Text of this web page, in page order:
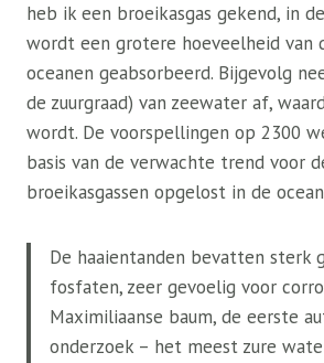
heb ik een broeikasgas gekend, in
wordt een grotere hoeveelheid van
oceanen geabsorbeerd. Bijgevolg
de zuurgraad) van zeewater af,
wordt. De voorspellingen op 2300
basis van de verwachte trend voor
broeikasgassen opgelost in de
De haaientanden bevatten sterk
fosfaten, zeer gevoelig voor
Maximiliaanse baum, de eerste
onderzoek – het meest zure